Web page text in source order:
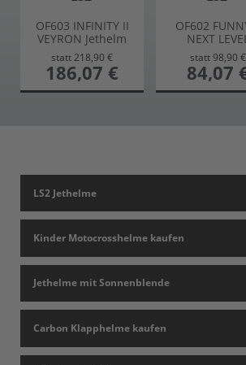
OF603 INFINITY II
VEYRON Jethelm
grau-weiss 3XL
statt218,90 €
sonderangebot
186,07 €
OF602
NEXT
Kinderhelm
statt 98,90 €
84,07
LS2 Jethelme
Kinder Motocrosshelme kaufen
Jethelme mit Sonnenblende
Carbon Klapphelme kaufen